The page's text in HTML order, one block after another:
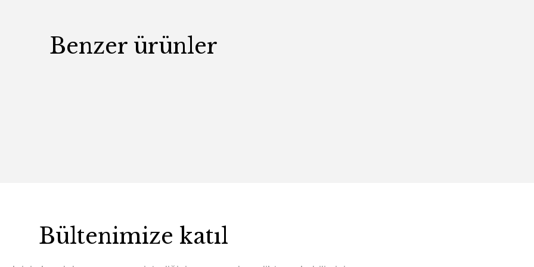
Benzer ürünler
Bültenimize katıl